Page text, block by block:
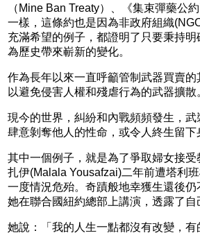
（Mine Ban Treaty）、《集束彈藥公
一樣，這條約也是因為非政府組織
充滿希望的例子，都證明了只要秉持
為歷史帶來嶄新的變化。
作為長年以來一直呼籲管制武器買賣
以避免侵害人權和殘虐行為的武器擴散
現今的世界，糾紛和內戰頻頻發生，
肆意剝奪他人的性命，或令人終生留下
其中一個例子，就是為了爭取婦女接
扎伊(Malala Yousafzai)二年前遭塔利
一度情況危殆。奇蹟般地幸獲生還後
她在聯合國紐約總部上講演，透露了自
她說：「我的人生一點都沒有改變，